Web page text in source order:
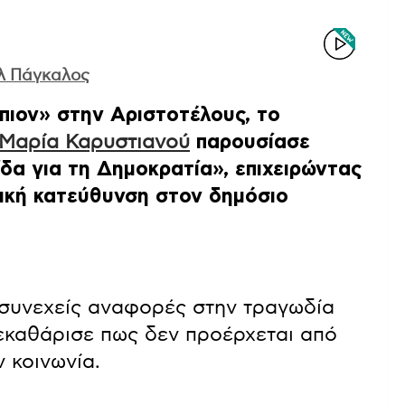
Πάγκαλος
στην Αριστοτέλους, το
Καρυστιανού παρουσίασε
για τη Δημοκρατία», επιχειρώντας
κατεύθυνση στον δημόσιο
αναφορές στην τραγωδία
πως δεν προέρχεται από
κοινωνία.